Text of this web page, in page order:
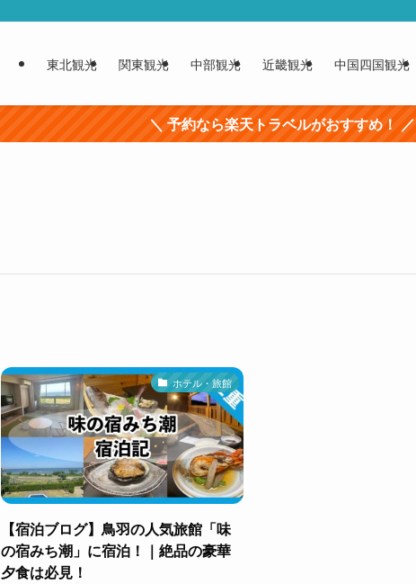
東北観光 関東観光 中部観光 近畿観光 中国四国観光
＼ 予約なら楽天トラベルがおすすめ！ ／
ホテル・旅館
【宿泊ブログ】鳥羽の人気旅館「味
の宿みち潮」に宿泊！｜絶品の豪華
夕食は必見！